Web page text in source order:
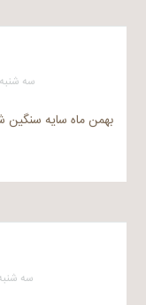
سه شنبه ۱۱ بهمن ۱۳۹۰ در ۱۱:۵۷ قبل از ظهر
بهمن ماه سایه سنگین
سه شنبه ۱۱ بهمن ۱۳۹۰ در ۱۱:۴۱ بعد